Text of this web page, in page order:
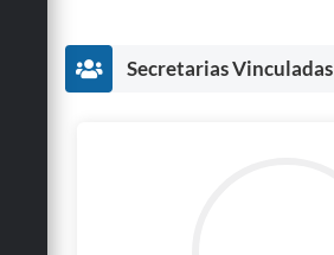
Secretarias Vinculadas